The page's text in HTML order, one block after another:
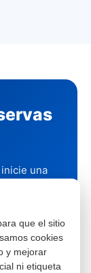
una
que el sitio
cookies
y mejorar
ni etiqueta